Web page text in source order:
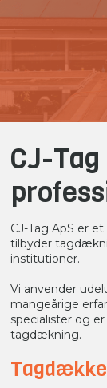
CJ-
CJ-Tag ApS er
tilbyder
institutioner.
Vi anvender
mangeårige
specialister og
tagdækning.